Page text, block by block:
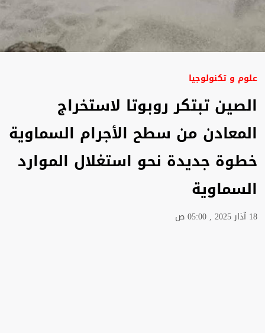
علوم و تكنولوجيا
الصين تبتكر روبوتا لاستخراج
المعادن من سطح الأجرام السماوية
خطوة جديدة نحو استغلال الموارد
السماوية
18 آذار 2025 , 05:00 ص